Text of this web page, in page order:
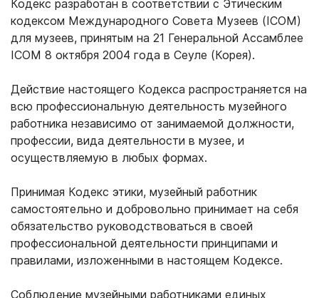
Кодекс разработан в соответствии с Этическим
кодексом Международного Совета Музеев (ICOM)
для музеев, принятым на 21 Генеральной Ассамблее
ICOM 8 октября 2004 года в Сеуле (Корея).
Действие настоящего Кодекса распространяется на
всю профессиональную деятельность музейного
работника независимо от занимаемой должности,
профессии, вида деятельности в музее, и
осуществляемую в любых формах.
Принимая Кодекс этики, музейный работник
самостоятельно и добровольно принимает на себя
обязательство руководствоваться в своей
профессиональной деятельности принципами и
правилами, изложенными в настоящем Кодексе.
Соблюдение музейными работниками единых